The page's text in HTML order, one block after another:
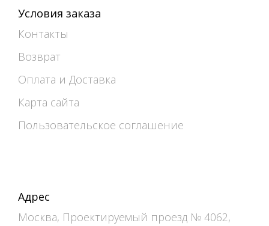
Условия заказа
Контакты
Возврат
Оплата и Доставка
Карта сайта
Пользовательское соглашение
Адрес
Москва, Проектируемый проезд № 4062,